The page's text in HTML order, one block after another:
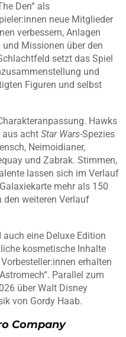
Den“ als
neue Mitglieder
verbessern, Anlagen
Missionen über den
setzt das Spiel
und
Figuren und selbst
Hawks
aus acht Star Wars-Spezies
Neimoidianer,
und Zabrak. Stimmen,
lassen sich im Verlauf
mehr als 150
den weiteren Verlauf
eine Deluxe Edition
kosmetische Inhalte
erhalten
Parallel zum
über Walt Disney
von Gordy Haab.
Company